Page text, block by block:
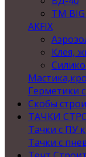
TM
AKFIX
Клея,
Герметики
Скобы
ТАЧКИ
Тачки с ПУ
Тачки с